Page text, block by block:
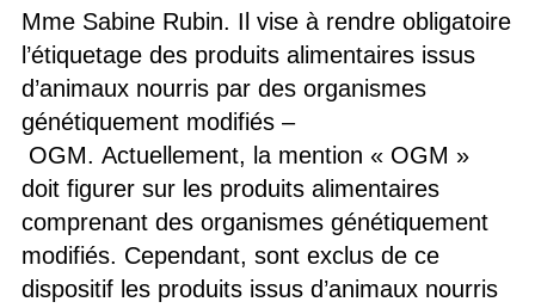
Mme Sabine Rubin. Il vise à rendre obligatoire
l’étiquetage des produits alimentaires issus
d’animaux nourris par des organismes
génétiquement modifiés –
OGM. Actuellement, la mention « OGM »
doit figurer sur les produits alimentaires
comprenant des organismes génétiquement
modifiés. Cependant, sont exclus de ce
dispositif les produits issus d’animaux nourris